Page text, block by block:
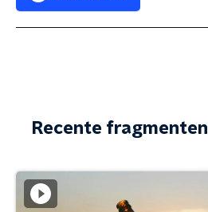
Recente fragmenten